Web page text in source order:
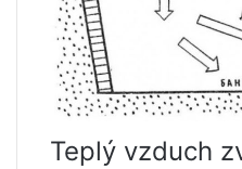
Teplý vzduch